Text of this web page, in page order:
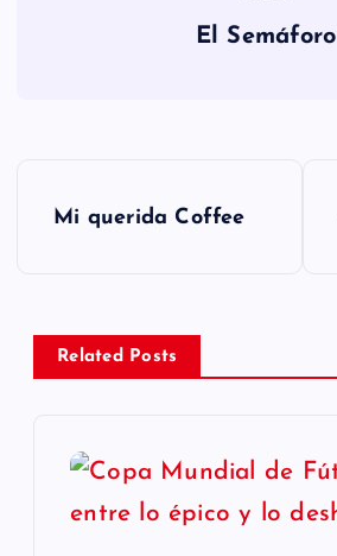
El Semáforo
Mi querida Coffee
Related Posts